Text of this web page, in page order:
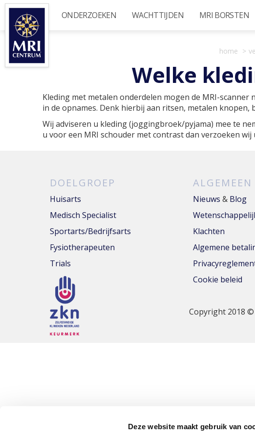
Deze website maakt gebruik van
Overslaan
naar
inhoud
gaan
ONDERZOEKEN WACHTTIJDEN MRI BORSTEN
home
Welke
Kleding met metalen onderdelen mogen de MRI-
in de opnames. Denk hierbij aan ritsen, metalen
Wij adviseren u kleding (joggingbroek/pyjama) mee te
u voor een MRI schouder met contrast dan verzoeken
DOELGROEP
Huisarts
Medisch Specialist
Sportarts/Bedrijfsarts
Fysiotherapeuten
Trials
ALGEMEEN
Nieuws & Blog
Klachten
Algemene
Cookie beleid
Copyright 2018